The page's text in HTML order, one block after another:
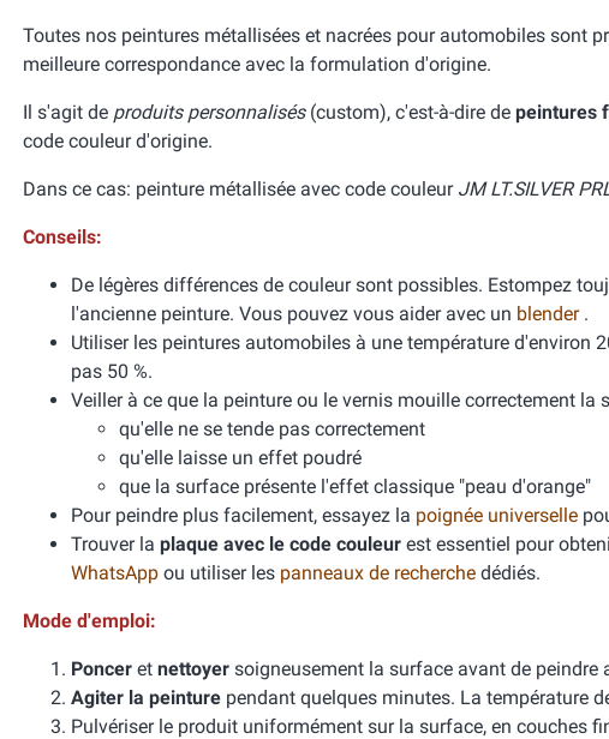
Toutes nos peintures métallisées et nacrées pour automobiles sont
meilleure correspondance avec la formulation d'origine.
Il s'agit de produits personnalisés(custom), c'est-à-dire de peintures
code couleur d'origine.
Dans ce cas: peinture métallisée avec code couleur JM LT.SILVER
Conseils:
De légères différences de couleur sont possibles. Estompez
l'ancienne peinture. Vous pouvez vous aider avec un blender .
Utiliser les peintures automobiles à une température d'environ
pas 50 %.
Veiller à ce que la peinture ou le vernis mouille correctement la
qu'elle ne se tende pas correctement
qu'elle laisse un effet poudré
que la surface présente l'effet classique "peau d'orange"
Pour peindre plus facilement, essayez la poignée universelle
Trouver la plaque avec le code couleur est essentiel pour
WhatsApp ou utiliser les panneaux de recherche dédiés.
Mode d'emploi:
Poncer et nettoyer soigneusement la surface avant de peindre
Agiter la peinture pendant quelques minutes. La température
Pulvériser le produit uniformément sur la surface, en couches